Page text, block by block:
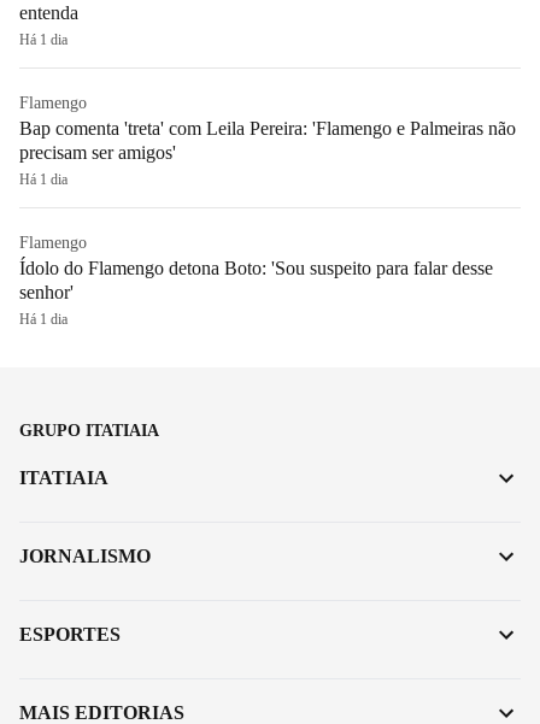
entenda
Há 1 dia
Flamengo
Bap comenta 'treta' com Leila Pereira: 'Flamengo e Palmeiras não
precisam ser amigos'
Há 1 dia
Flamengo
Ídolo do Flamengo detona Boto: 'Sou suspeito para falar desse
senhor'
Há 1 dia
GRUPO ITATIAIA
ITATIAIA
JORNALISMO
ESPORTES
MAIS EDITORIAS